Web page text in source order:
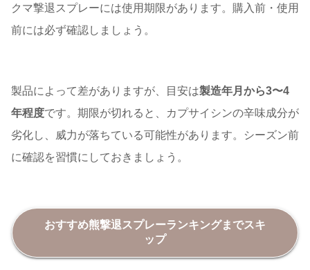
クマ撃退スプレーには使用期限があります。購入前・使用
前には必ず確認しましょう。
製品によって差がありますが、目安は製造年月から3〜4
年程度です。期限が切れると、カプサイシンの辛味成分が
劣化し、威力が落ちている可能性があります。シーズン前
に確認を習慣にしておきましょう。
おすすめ熊撃退スプレーランキングまでスキ
ップ